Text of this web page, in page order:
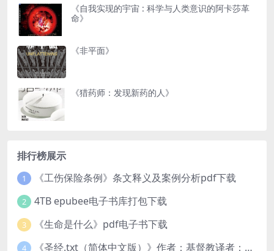
《自我实现的宇宙 : 科学与人类意识的阿卡莎革
命》
《非平面》
《猎药师：发现新药的人》
排行榜展示
1 《工伤保险条例》条文释义及案例分析pdf下载
2 4TB epubee电子书库打包下载
3 《生命是什么》pdf电子书下载
4 《圣经.txt（简体中文版）》作者：基督教译者：中国基督教协会